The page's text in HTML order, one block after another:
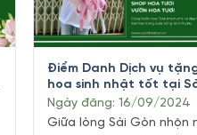
Hoa 20 tháng 10 không [...]
Điểm Danh Dịch vụ
hoa sinh nhật tốt tại
Gòn
Ngày đăng: 16/09/2024
Giữa lòng Sài Gòn nhộn